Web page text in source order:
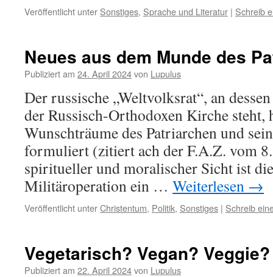
Veröffentlicht unter Sonstiges, Sprache und Literatur | Schreib
Neues aus dem Munde des
Publiziert am 24. April 2024von Lupulus
Der russische „Weltvolksrat“, an
der Russisch-Orthodoxen Kirche steht,
Wunschträume des Patriarchen und
formuliert (zitiert ach der F.A.Z. vom
spiritueller und moralischer Sicht ist
Militäroperation ein … Weiterlesen →
Veröffentlicht unterChristentum, Politik, Sonstiges | Schreib
Vegetarisch? Vegan? Veggie?
Publiziert am 22. April 2024von Lupulus